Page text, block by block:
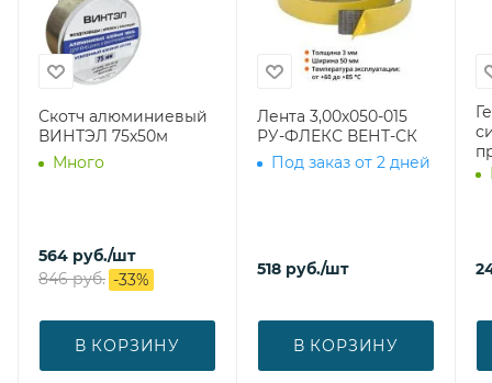
Скотч алюминиевый
ВИНТЭЛ 75х50м
Много
564 руб./шт
846руб. -33%
В КОРЗИНУ
Лента 3,00х050-015
РУ-ФЛЕКС ВЕНТ-СК
Под заказ от 2 дней
518 руб./шт
В КОРЗИНУ